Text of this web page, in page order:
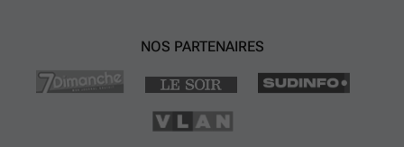
NOS PARTENAIRES